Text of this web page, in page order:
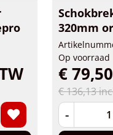
320mm
Op voorraad
€ 136,13
€
-